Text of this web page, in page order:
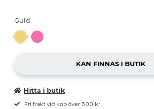
Guld
Hitta i butik
Fri frakt vid köp över 300 kr